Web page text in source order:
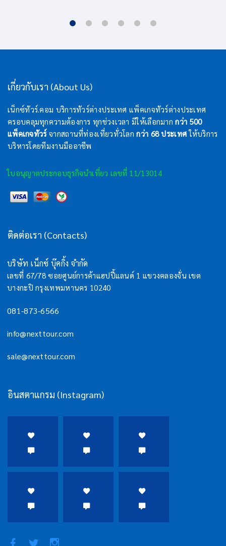
เกี่ยวกับเรา (About Us)
เน็กซ์ทัวร์.คอม บริการทัวร์ต่างประเทศ แพ็คเกจทัวร์ต่างประเทศ
ครอบคลุมทุกความต้องการ ทุกช่วงเวลา มีให้เลือกมากกว่า 500
แพ็คเกจทัวร์จากสถานที่ท่องเที่ยวทั่วโลกกว่า 68 ประเทศให้บริการ
บริหารโดยทีมงานมืออาชีพ
ใบอนุญาตประกอบธุรกิจนำเที่ยว เลขที่ 11/13014
ติดต่อเรา (Contacts)
บริษัท เน็กซ์ บุ๊คกิ้ง จำกัด
เลขที่ 67/78 ซอยศูนย์การค้าแฮปปี้แลนด์ 1 แขวงคลองจั่น เขต
บางกะปิ กรุงเทพมหานคร 10240
081-873-6566
info@nexttour.com
sale@nexttour.com
อินสตาแกรม (Instagram)